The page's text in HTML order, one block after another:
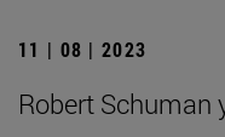
11 | 08 | 2023
Robert Schuman